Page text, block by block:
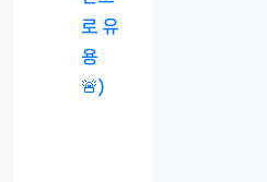
로 유
용
🚨)